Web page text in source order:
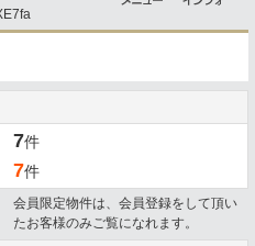
7件
7件
会員限定物件は、会員登録をして頂い
たお客様のみご覧になれます。